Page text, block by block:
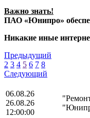
Важно знать!
ПАО «Юнипро»
Никакие иные
Предыдущий
2 3 4 5 6 7 8
Следующий
06.08.26
26.08.26
12:00:00